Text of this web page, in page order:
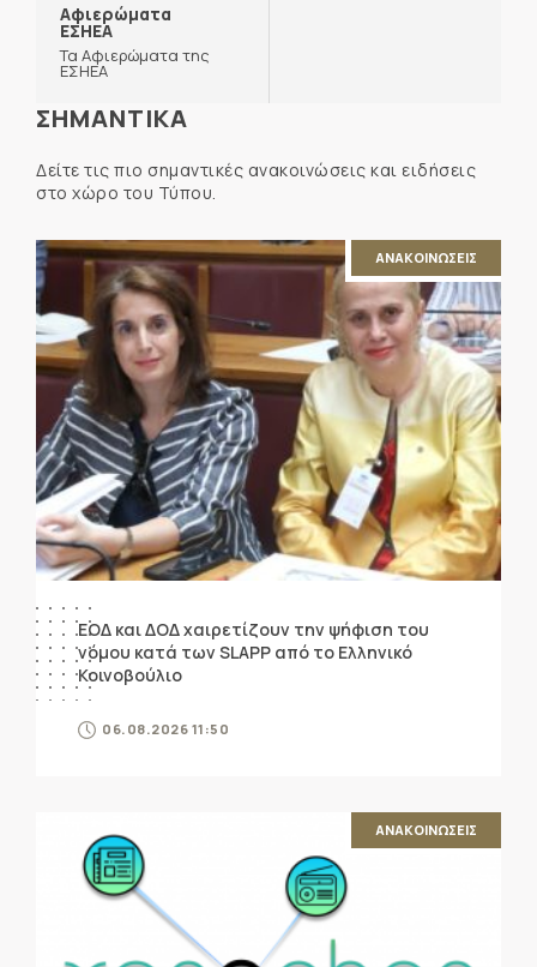
Αφιερώματα
ΕΣΗΕΑ
Τα Αφιερώματα της
ΕΣΗΕΑ
ΣΗΜΑΝΤΙΚΑ
Δείτε τις πιο σημαντικές ανακοινώσεις και ειδήσεις
στο χώρο του Τύπου.
ΑΝΑΚΟΙΝΩΣΕΙΣ
ΕΟΔ και ΔΟΔ χαιρετίζουν την ψήφιση του
νόμου κατά των SLAPP από το Ελληνικό
Κοινοβούλιο
06.08.2026 11:50
ΑΝΑΚΟΙΝΩΣΕΙΣ